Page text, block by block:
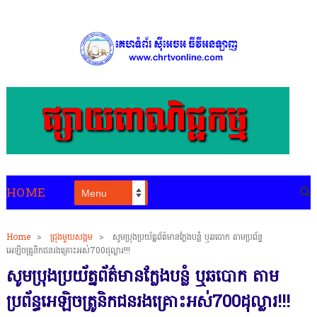
HOME
Home > ជ្រុងមួយសង្គម >
សូមប្រុងប្រយ័ត្នព័ត៌មានក្លែងបន្លំ ឬឆបោក តាមប្រព័ន្ធ
អេឡិចត្រូនិកជនរងគ្រោះអស់700ដុល្លារ!!!
សូមប្រុងប្រយ័ត្នព័ត៌មានក្លែងបន្លំ ឬឆបោក តាម
ប្រព័ន្ធអេឡិចត្រូនិកជនរងគ្រោះអស់700ដុល្លារ!!!